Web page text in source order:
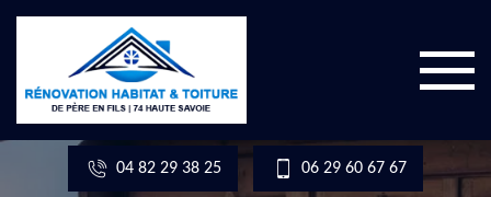
04 82 29 38 25 06 29 60 67 67